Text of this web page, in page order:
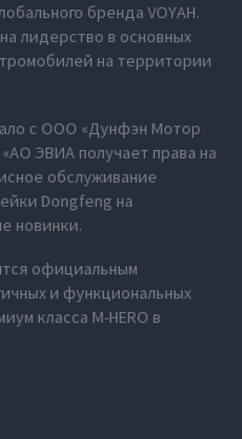
бренда VOYAH.
лидерство в основных
на территории
с ООО «Дунфэн Мотор
ЭВИА получает права на
обслуживание
Dongfeng на
новинки.
официальным
и функциональных
класса M‑HERO в